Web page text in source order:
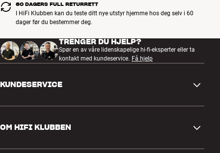
60 DAGERS FULL RETURRETT
I HiFi Klubben kan du teste ditt nye utstyr hjemme hos deg selv i 60
dager før du bestemmer deg.
TRENGER DU HJELP?
Spør en av våre lidenskapelige hi-fi-eksperter eller ta
kontakt med kundeservice. Få hjelp
KUNDESERVICE
Retur og reklamasjon
OM HIFI KLUBBEN